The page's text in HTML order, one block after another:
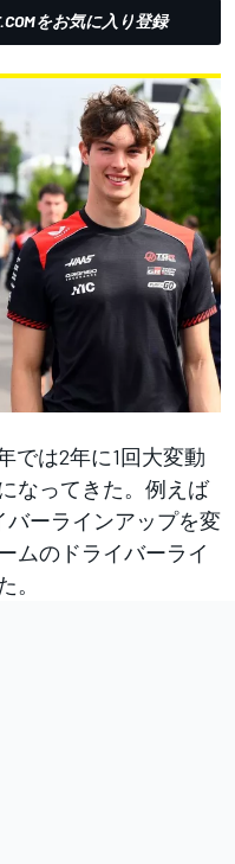
をお気に入り登録
では2年に1回大変動
なってきた。例えば
バーラインアップを変
ムのドライバーライ
。